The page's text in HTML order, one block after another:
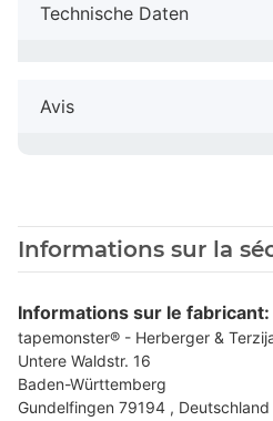
Technische Daten
Avis
Informations sur la
Informations sur le fabricant:
tapemonster® - Herberger &
Untere Waldstr. 16
Baden-Württemberg
Gundelfingen 79194 , Deutschland